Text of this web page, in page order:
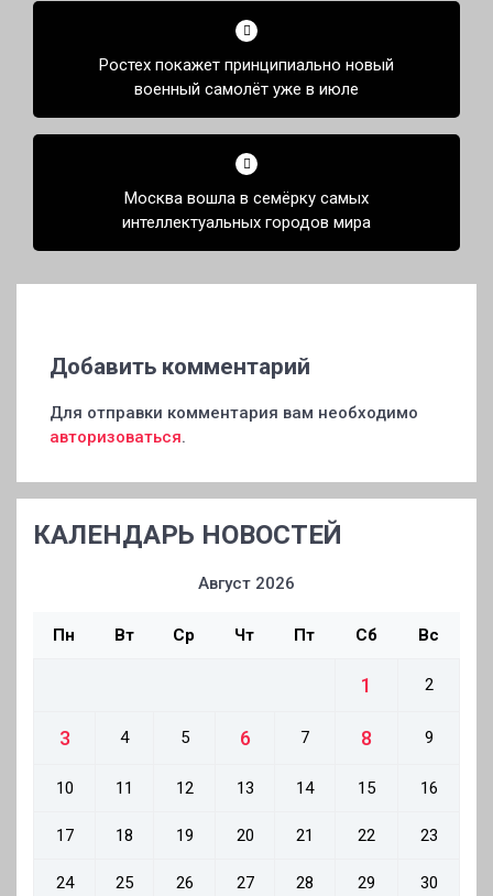
записямРостех покажет принципиально новый
военный самолёт уже в июле
Москва вошла в семёрку самых
интеллектуальных городов мира
Добавить комментарий
Для отправки комментария вам необходимо
авторизоваться.
КАЛЕНДАРЬ НОВОСТЕЙ
Август 2026
Пн Вт Ср Чт Пт Сб Вс
1 2
3 4 5 6 7 8 9
10 11 12 13 14 15 16
17 18 19 20 21 22 23
24 25 26 27 28 29 30